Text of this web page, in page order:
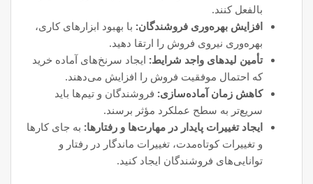
بالفعل کنند.
افزایش بهره‌وری فروشندگان: با بهبود ابزارهای کاری،
بهره‌وری نیروی فروش را ارتقا دهید.
تأمین لیدهای واجد شرایط: ایجاد سرنخ‌های آماده خرید
که احتمال موفقیت فروش را افزایش می‌دهند.
کاهش زمان آماده‌سازی: فروشندگان و تیم‌ها باید
سریع‌تر به سطح عملکرد مؤثر برسند.
ایجاد تغییرات پایدار در مهارت‌ها و رفتارها: به جای کارها
و تغییرات کوتاه‌مدت، تغییرات ماندگار در رفتار و
توانایی‌های فروشندگان ایجاد کنید.